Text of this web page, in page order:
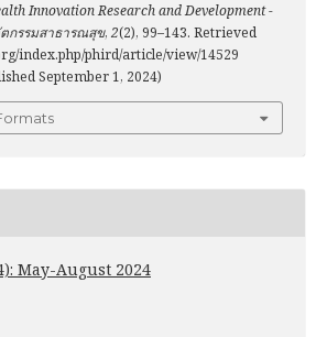
Innovation Research and Development -
กรรมสาธารณสุข, 2(2), 99–143. Retrieved
index.php/phird/article/view/14529
September 1, 2024)
May-August 2024